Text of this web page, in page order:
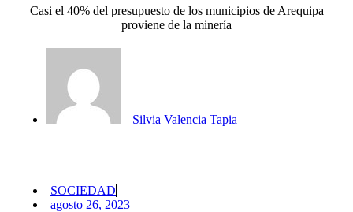
Casi el 40% del presupuesto de los municipios de Arequipa
proviene de la minería
Silvia Valencia Tapia
SOCIEDAD
agosto 26, 2023